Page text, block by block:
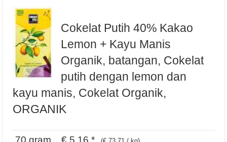
Cokelat Putih 40% Kakao
Lemon + Kayu Manis
Organik, batangan, Cokelat
putih dengan lemon dan
kayu manis, Cokelat Organik,
ORGANIK
70 gram € 5,16 *